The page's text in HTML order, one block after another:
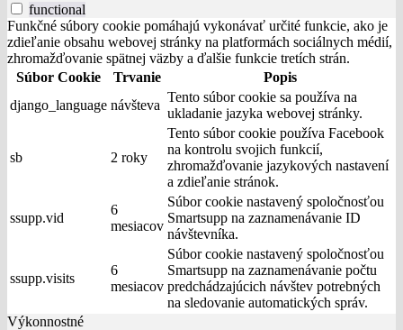
functional
Funkčné súbory cookie pomáhajú vykonávať určité funkcie, ako je
zdieľanie obsahu webovej stránky na platformách sociálnych médií,
zhromažďovanie spätnej väzby a ďalšie funkcie tretích strán.
Súbor Cookie
Trvanie
Popis
django_language návšteva
Tento súbor cookie sa používa na
ukladanie jazyka webovej stránky.
sb 2 roky
Tento súbor cookie používa Facebook
na kontrolu svojich funkcií,
zhromažďovanie jazykových nastavení
a zdieľanie stránok.
ssupp.vid
6
mesiacov
Súbor cookie nastavený spoločnosťou
Smartsupp na zaznamenávanie ID
návštevníka.
ssupp.visits
6
mesiacov
Súbor cookie nastavený spoločnosťou
Smartsupp na zaznamenávanie počtu
predchádzajúcich návštev potrebných
na sledovanie automatických správ.
Výkonnostné